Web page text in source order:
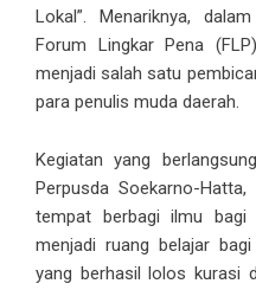
Lokal”. Menariknya,
Forum Lingkar Pena
menjadi salah satu
para penulis muda daerah.
Kegiatan yang
Perpusda Soekarno-
tempat berbagi ilmu
menjadi ruang belajar
yang berhasil lolos kurasi